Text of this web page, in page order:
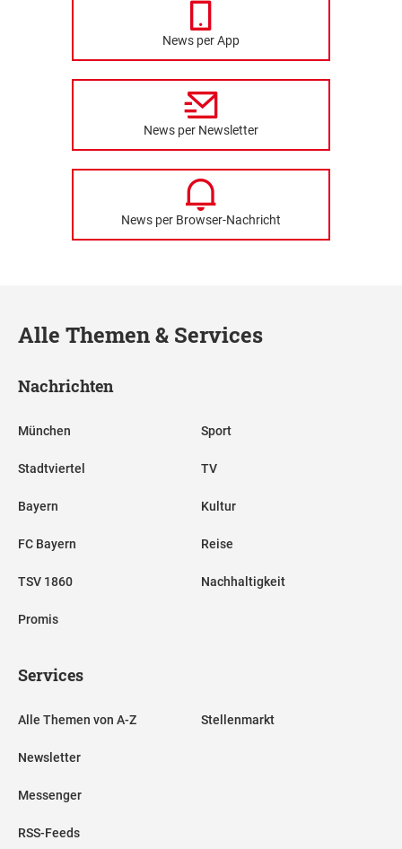
News per App
News per Newsletter
News per Browser-Nachricht
Alle Themen & Services
Nachrichten
München
Stadtviertel
Bayern
FC Bayern
TSV 1860
Promis
Sport
TV
Kultur
Reise
Nachhaltigkeit
Services
Alle Themen von A-Z
Newsletter
Messenger
RSS-Feeds
Stellenmarkt